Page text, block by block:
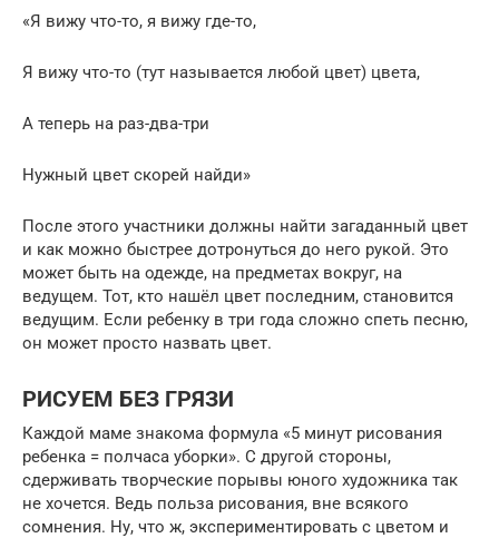
«Я вижу что-то, я вижу где-то,
Я вижу что-то (тут называется любой цвет) цвета,
А теперь на раз-два-три
Нужный цвет скорей найди»
После этого участники должны найти загаданный цвет
и как можно быстрее дотронуться до него рукой. Это
может быть на одежде, на предметах вокруг, на
ведущем. Тот, кто нашёл цвет последним, становится
ведущим. Если ребенку в три года сложно спеть песню,
он может просто назвать цвет.
РИСУЕМ БЕЗ ГРЯЗИ
Каждой маме знакома формула «5 минут рисования
ребенка = полчаса уборки». С другой стороны,
сдерживать творческие порывы юного художника так
не хочется. Ведь польза рисования, вне всякого
сомнения. Ну, что ж, экспериментировать с цветом и